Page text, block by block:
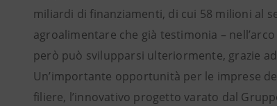
miliardi di finanziamenti, di cui 58 milioni al
agroalimentare che già testimonia –
però può svilupparsi ulteriormente, grazie
Un’importante opportunità per le imprese
filiere, l’innovativo progetto varato dal